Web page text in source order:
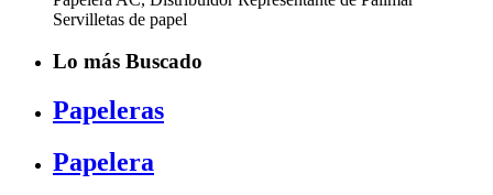
Servilletas de papel
Lo más Buscado
Papeleras
Papelera